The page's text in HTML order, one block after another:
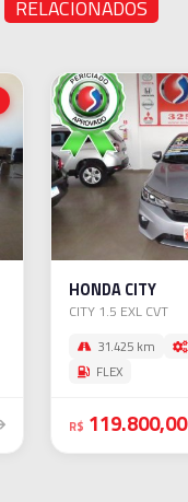
RELACIONADOS
HONDA CITY
CITY 1.5 EXL CVT
31.425 km
FLEX
R$ 119.800,00